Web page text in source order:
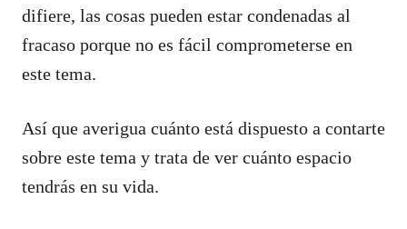
difiere, las cosas pueden estar condenadas al
fracaso porque no es fácil comprometerse en
este tema.
Así que averigua cuánto está dispuesto a contarte
sobre este tema y trata de ver cuánto espacio
tendrás en su vida.